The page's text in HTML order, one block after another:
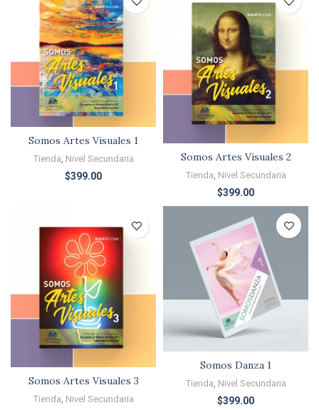
Somos Artes Visuales 1
Tienda, Nivel Secundaria
$399.00
Somos Artes Visuales 2
Tienda, Nivel Secundaria
$399.00
Somos Artes Visuales 3
Tienda, Nivel Secundaria
Somos Danza 1
Tienda, Nivel Secundaria
$399.00